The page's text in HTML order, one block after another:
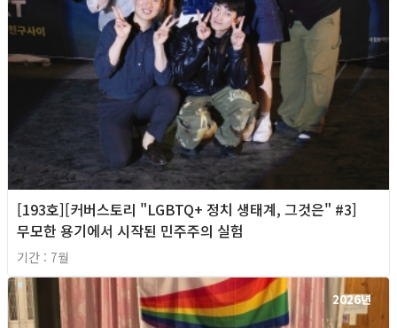
[193호][커버스토리 "LGBTQ+ 정치 생태계, 그것은" #3]
무모한 용기에서 시작된 민주주의 실험
기간 : 7월
2026년